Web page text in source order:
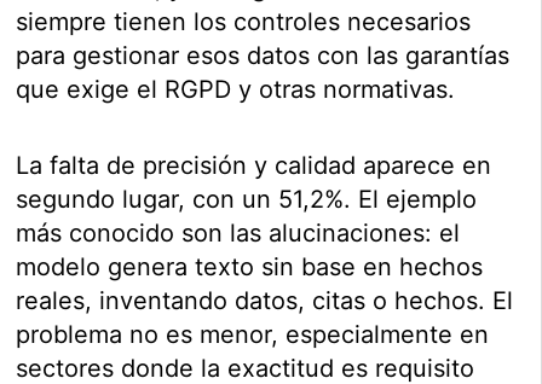
siempre tienen los controles necesarios
para gestionar esos datos con las garantías
que exige el RGPD y otras normativas.
La falta de precisión y calidad aparece en
segundo lugar, con un 51,2%. El ejemplo
más conocido son las alucinaciones: el
modelo genera texto sin base en hechos
reales, inventando datos, citas o hechos. El
problema no es menor, especialmente en
sectores donde la exactitud es requisito